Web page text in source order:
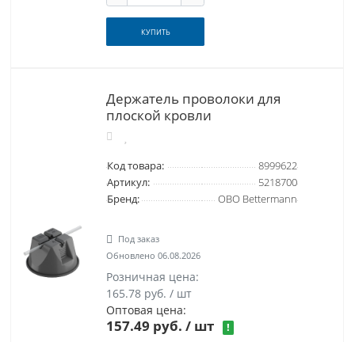
КУПИТЬ
Держатель проволоки для
плоской кровли
Код товара:
8999622
Артикул:
5218700
Бренд:
OBO Bettermann
Под заказ
Обновлено 06.08.2026
Розничная цена:
165.78 руб. / шт
Оптовая цена:
157.49 руб. / шт !